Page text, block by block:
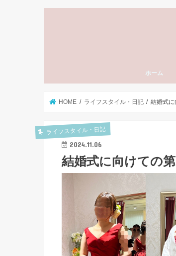
ホーム
HOME ライフスタイル・日記 結婚式に
ライフスタイル・日記
2024.11.06
結婚式に向けての